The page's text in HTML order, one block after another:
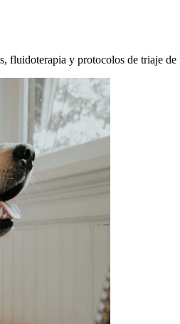
fluidoterapia y protocolos de triaje de